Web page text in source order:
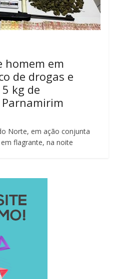
homem em
de drogas e
kg de
Norte, em ação conjunta
flagrante, na noite